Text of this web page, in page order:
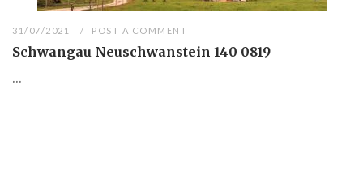
31/07/2021 POST A COMMENT
Schwangau Neuschwanstein 140 0819
...